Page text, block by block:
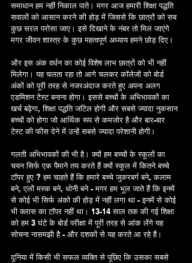
समाधान हम नहीं निकाल पाते। मगर आज हमारी शिक्षा पद्धति
सवालों को आसान करने की होड़ में जिससे कि छात्रों को सब
कुछ सरल परोसा जाए। इसे दिखाने के नंबर तो मिल जाएंगे
मगर जीवन शास्त्र के कुछ महत्वपूर्ण अध्याय हमने छोड़ दिए।
और इस अंक वर्धन का कोई विशेष लाभ छात्रों को भी नहीं
मिलेगा। यह चलता रहा तो आगे चलकर कॉलेजों को बोर्ड
अंकों को पूरी तरह से नजरअंदाज करते हुए अपना अलग
एडमिशन टेस्ट बनाना होगा। इससे बच्चों के अभिभावकों का
खर्च बढ़ेगा, शिक्षा पद्धति जटिल होगी और सबसे ज्यादा नुकसान
बच्चों को होगा जो आर्थिक रूप से कमजोर है और बार-बार
टेस्ट की फीस देने में उन्हें सबसे ज्यादा परेशानी होगी।
गलती अभिभावकों की भी है। क्यों हम बच्चों के स्कूलों का
चयन सिर्फ एक पैमाने तय करते हैं क्यों स्कूल में कितने बच्चे
टॉपर हुए ? हम चाहते हैं कि हमारे बच्चे जुकरबर्ग बने, कलाम
बने, एलों मस्क बने, धोनी बने - मगर हम भूल जाते हैं कि इनमें
से कोई भी सिर्फ अंको की होड़ में नहीं लगा था - इनमें से कोई
भी क्लास का टॉपर नहीं था। 13-14 साल तक की गई शिक्षा
को हम 3 घंटे के बोर्ड परीक्षा में पूरी तरह से आंक लेंगे यह
सोचना नासमझी है - और दशकों से यह करते आ रहे हैं।
दुनिया में किसी भी सफल व्यक्ति से पूछिए कि उसका सबसे